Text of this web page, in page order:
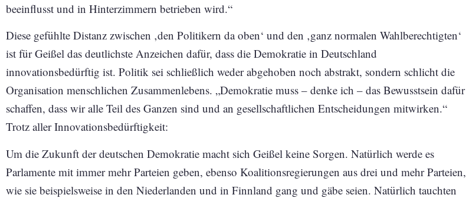
beeinflusst und in Hinterzimmern betrieben wird.“
Diese gefühlte Distanz zwischen ‚den Politikern da oben‘ und den ‚ganz normalen Wahlberechtigten‘
ist für Geißel das deutlichste Anzeichen dafür, dass die Demokratie in Deutschland
innovationsbedürftig ist. Politik sei schließlich weder abgehoben noch abstrakt, sondern schlicht die
Organisation menschlichen Zusammenlebens. „Demokratie muss – denke ich – das Bewusstsein dafür
schaffen, dass wir alle Teil des Ganzen sind und an gesellschaftlichen Entscheidungen mitwirken.“
Trotz aller Innovationsbedürftigkeit:
Um die Zukunft der deutschen Demokratie macht sich Geißel keine Sorgen. Natürlich werde es
Parlamente mit immer mehr Parteien geben, ebenso Koalitionsregierungen aus drei und mehr Parteien,
wie sie beispielsweise in den Niederlanden und in Finnland gang und gäbe seien. Natürlich tauchten